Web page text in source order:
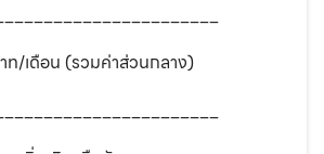
ท/เดือน (รวมค่าส่วนกลาง)